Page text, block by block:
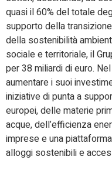
quasi il 60% del totale
supporto della
della sostenibilità
sociale e territoriale, il
per 38 miliardi di euro.
aumentare i suoi
iniziative di punta a
europei, delle materie
acque, dell’efficienza
imprese e una
alloggi sostenibili e